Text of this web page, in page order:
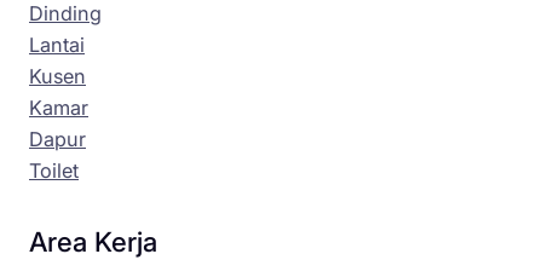
Dinding
Lantai
Kusen
Kamar
Dapur
Toilet
Area Kerja